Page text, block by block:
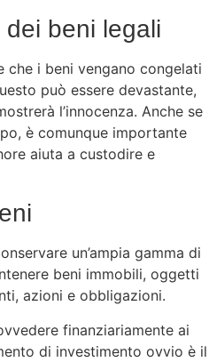
beni legali
che i beni vengano congelati
può essere devastante,
l’innocenza. Anche se
è comunque importante
aiuta a custodire e
un’ampia gamma di
beni immobili, oggetti
azioni e obbligazioni.
finanziariamente ai
di investimento ovvio è il